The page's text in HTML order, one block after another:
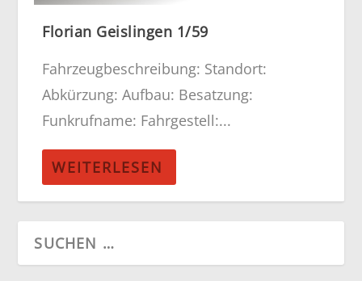
Florian Geislingen 1/59
Fahrzeugbeschreibung: Standort:
Abkürzung: Aufbau: Besatzung:
Funkrufname: Fahrgestell:...
WEITERLESEN